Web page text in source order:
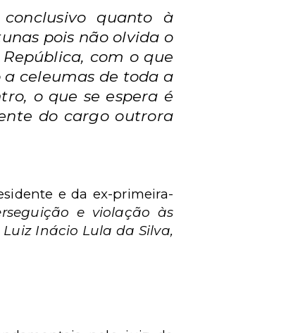
quanto à
pois não olvida o
com o que
celeumas de toda a
o que se espera é
do cargo outrora
e da ex-primeira-
e violação às
Inácio Lula da Silva,